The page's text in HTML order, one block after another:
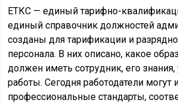
ЕТКС — единый тарифно-
единый справочник должностей
созданы для тарификации и
персонала. В них описано, какое
должен иметь сотрудник, его знания,
работы. Сегодня работодатели могут
профессиональные стандарты,